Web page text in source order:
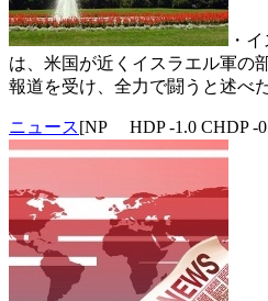
・
は、米国が近くイスラエル軍の
報道を受け、全力で闘うと述べた
ニュース[NP HDP -1.0 CHDP -